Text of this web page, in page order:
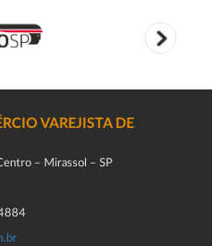
VAREJISTA DE
– Mirassol – SP